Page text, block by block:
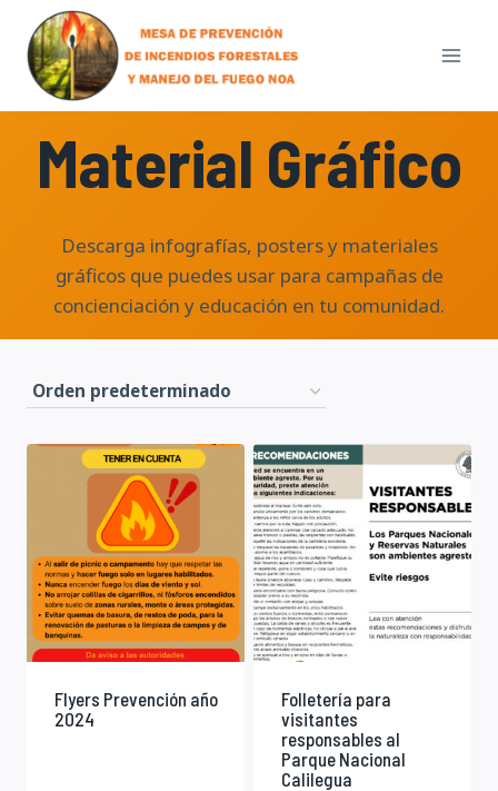
content
Material Gráfico
Descarga infografías, posters y materiales
gráficos que puedes usar para campañas de
concienciación y educación en tu comunidad.
Flyers Prevención año
2024
Folletería para
visitantes
responsables al
Parque Nacional
Calilegua